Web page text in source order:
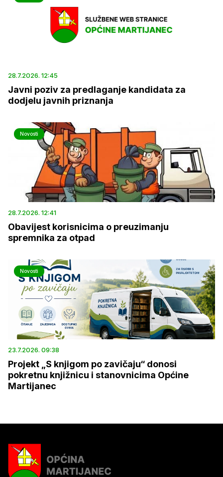
28.7.2026. 12:45
Javni poziv za predlaganje kandidata za
dodjelu javnih priznanja
Novosti
28.7.2026. 12:41
Obavijest korisnicima o preuzimanju
spremnika za otpad
Novosti
23.7.2026. 09:38
Projekt „S knjigom po zavičaju“ donosi
pokretnu knjižnicu i stanovnicima Općine
Martijanec